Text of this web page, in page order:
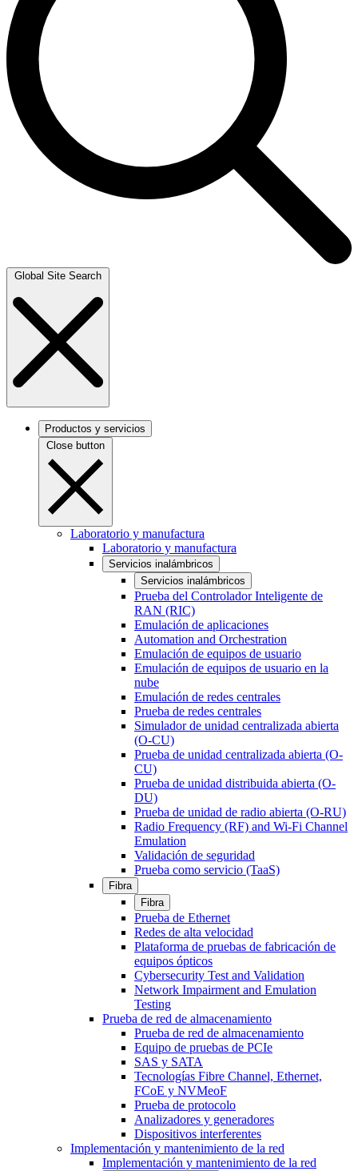
Global Site Search
Productos y servicios
Close button
Laboratorio y manufactura
Laboratorio y manufactura
Servicios inalámbricos
Servicios inalámbricos
Prueba del Controlador Inteligente de
RAN (RIC)
Emulación de aplicaciones
Automation and Orchestration
Emulación de equipos de usuario
Emulación de equipos de usuario en la
nube
Emulación de redes centrales
Prueba de redes centrales
Simulador de unidad centralizada abierta
(O-CU)
Prueba de unidad centralizada abierta (O-
CU)
Prueba de unidad distribuida abierta (O-
DU)
Prueba de unidad de radio abierta (O-RU)
Radio Frequency (RF) and Wi-Fi Channel
Emulation
Validación de seguridad
Prueba como servicio (TaaS)
Fibra
Fibra
Prueba de Ethernet
Redes de alta velocidad
Plataforma de pruebas de fabricación de
equipos ópticos
Cybersecurity Test and Validation
Network Impairment and Emulation
Testing
Prueba de red de almacenamiento
Prueba de red de almacenamiento
Equipo de pruebas de PCIe
SAS y SATA
Tecnologías Fibre Channel, Ethernet,
FCoE y NVMeoF
Prueba de protocolo
Analizadores y generadores
Dispositivos interferentes
Implementación y mantenimiento de la red
Implementación y mantenimiento de la red